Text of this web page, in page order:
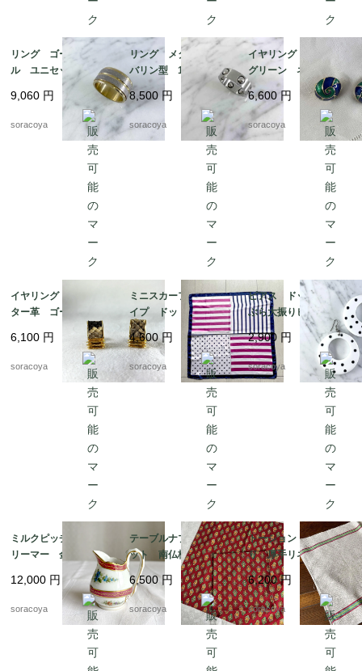
リング ゴールドメタ
ル ユニセックス メ
ンズ 24号 スカーフ
リングとしても 12ac
9,060 円
soracoya
リング メタル タン
バリン型 18号 ファ
ッションリング スカ
ーフリングにも 12acc
m13-4
8,500 円
soracoya
イヤリング 丸渦巻
グリーン ネイビー
エナメル加工 19ach8
6,600円
soracoya
イヤリング アリゲー
ター革 ゴールドカラ
ー スクウェア型 19
ach8-4
6,100 円
soracoya
ミニスカーフ ストラ
イプ ドット ビビッ
ド ピンク ネイビ
ー 12acdf20
4,600円
soracoya
ピアス ドット ぶら
ぶら大振りピアス 軽
くて大きいピアス 12
acce5
2,900 円
soracoya
ミルクピッチャー ク
リーマー 金彩格子
花ブーケ手描き クラシ
ックスタイル 19twm
12,000 円
soracoya
テーブルナプキン2枚セ
ット 南仏柄 ランチ
ョンマット ヴァルド
ローム ハンカチ ソ
レイアード マルチク
ロス 12cler3
6,500円
soracoya
トーション バスク織
り 厚手リネン キッ
チンクロス 天然素
材 麻 テーブルマッ
ト 生成りベージュ 1
2cler4
6,200円
soracoya